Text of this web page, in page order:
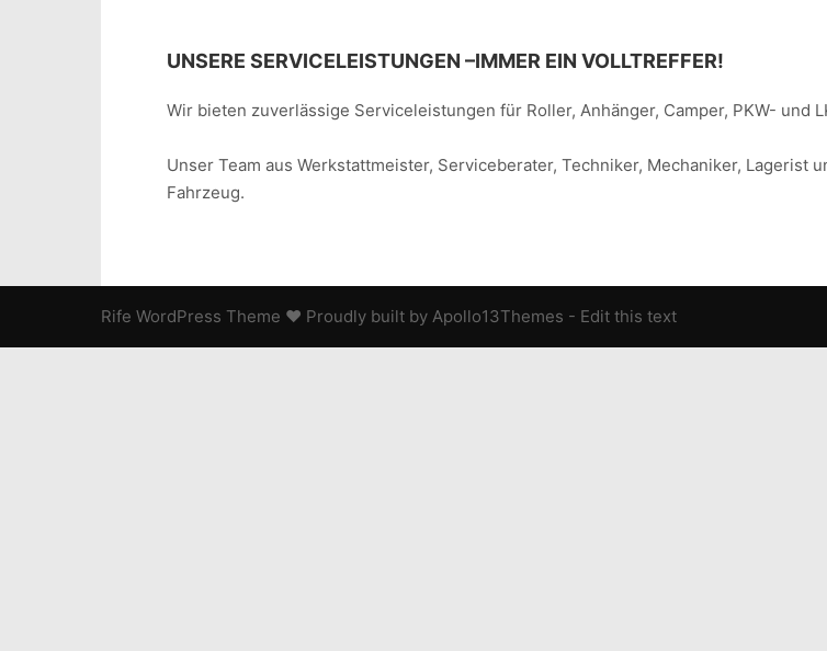
UNSERE SERVICELEISTUNGEN –IMMER EIN VOLLTREFFER!
Wir bieten zuverlässige Serviceleistungen für Roller, Anhänger, Camper, PKW- und
Unser Team aus Werkstattmeister, Serviceberater, Techniker, Mechaniker, Lagerist
Fahrzeug.
Rife WordPress Theme ♥ Proudly built by Apollo13Themes - Edit this text